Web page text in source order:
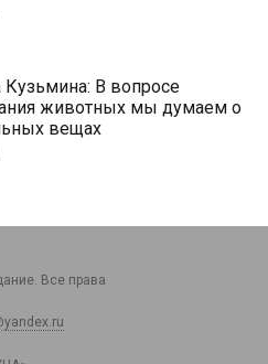
Кузьмина: В вопросе
животных мы думаем о
вещах
Все права